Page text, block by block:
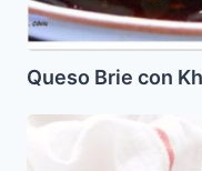
Queso Brie con
Maude